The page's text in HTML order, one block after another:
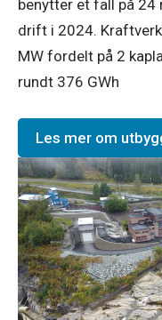
benytter et fall på 24
drift i 2024.
MW fordelt på 2
rundt 376 GWh
Les mer om